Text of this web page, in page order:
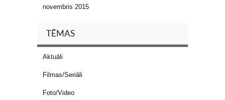
novembris 2015
TĒMAS
Aktuāli
Filmas/Seriāli
Foto/Video